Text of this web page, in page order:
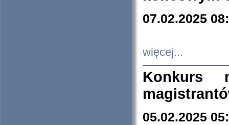
07.02.2025
więcej...
Konkurs
05.02.2025